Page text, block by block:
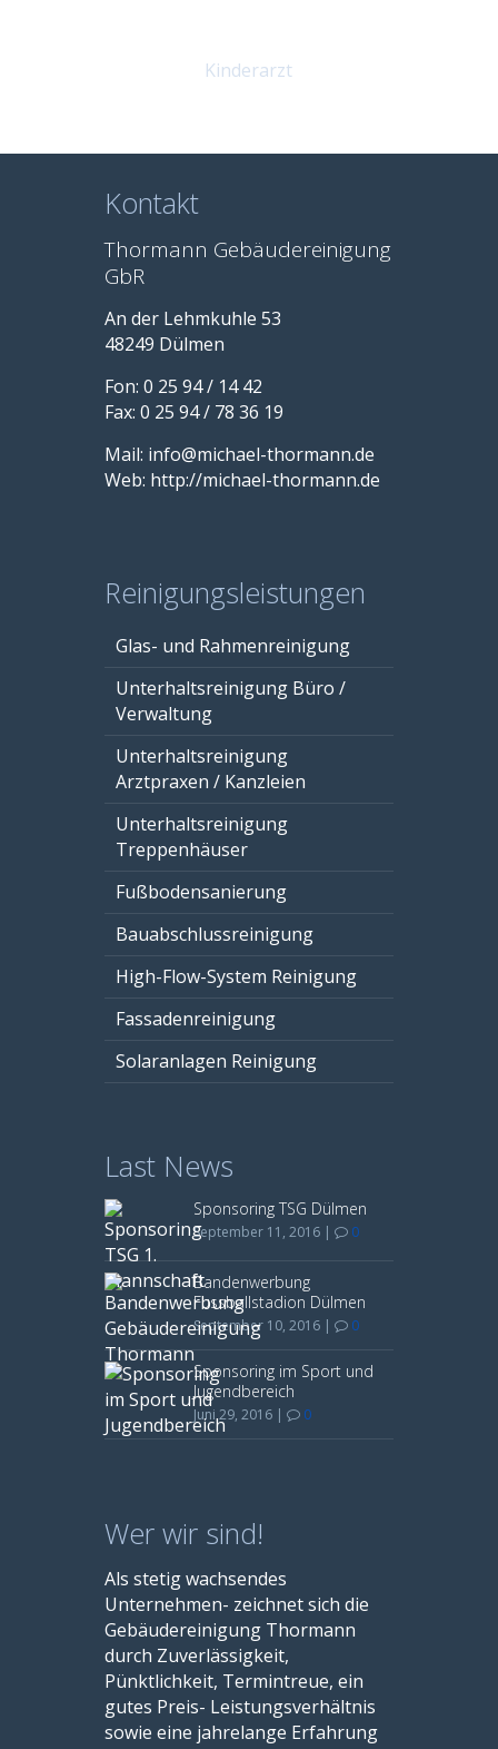
Kontakt
Thormann Gebäudereinigung
GbR
An der Lehmkuhle 53
48249 Dülmen
Fon: 0 25 94 / 14 42
Fax: 0 25 94 / 78 36 19
Mail: info@michael-thormann.de
Web: http://michael-thormann.de
Reinigungsleistungen
Glas- und Rahmenreinigung
Unterhaltsreinigung Büro /
Verwaltung
Unterhaltsreinigung
Arztpraxen / Kanzleien
Unterhaltsreinigung
Treppenhäuser
Fußbodensanierung
Bauabschlussreinigung
High-Flow-System Reinigung
Fassadenreinigung
Solaranlagen Reinigung
Last News
Sponsoring TSG Dülmen
September 11, 2016 | 0
Bandenwerbung
Fussballstadion Dülmen
September 10, 2016 | 0
Sponsoring im Sport und
Jugendbereich
Juni 29, 2016 | 0
Wer wir sind!
Als stetig wachsendes
Unternehmen- zeichnet sich die
Gebäudereinigung Thormann
durch Zuverlässigkeit,
Pünktlichkeit, Termintreue, ein
gutes Preis- Leistungsverhältnis
sowie eine jahrelange Erfahrung